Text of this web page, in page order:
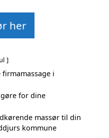
her
i
for dine
massør til din
kommune